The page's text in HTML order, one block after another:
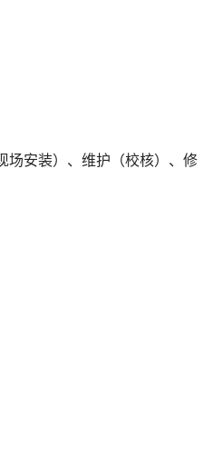
场安装）、维护（校核）、修